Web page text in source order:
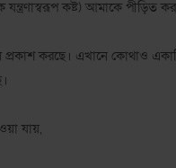
কষ্ট) আমাকে পীড়িত
করছে। এখানে কোথাও
যায়,